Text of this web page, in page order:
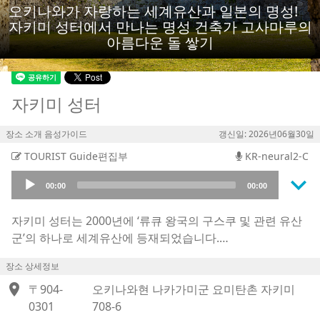
오키나와가 자랑하는 세계유산과 일본의 명성!
자키미 성터에서 만나는 명성 건축가 고사마루의
아름다운 돌 쌓기
자키미 성터
장소 소개 음성가이드 갱신일: 2026년06월30일
TOURIST Guide편집부 KR-neural2-C
Audio
Player
00:00 00:00 keyboard_arrow_down
자키미 성터는 2000년에 ‘류큐 왕국의 구스쿠 및 관련 유산
군’의 하나로 세계유산에 등재되었습니다.
로, 약 600년 전인 15세기 초에 윤탄자의 안지였던 고사마
루에 의해 축성되었다고 전해집니다.
오키나와의 구스쿠 대부분이 류큐 석회암 위의 단단한 지반
장소 상세정보
location_on
〒904-
0301
오키나와현 나카가미군 요미탄촌 자키미
708-6